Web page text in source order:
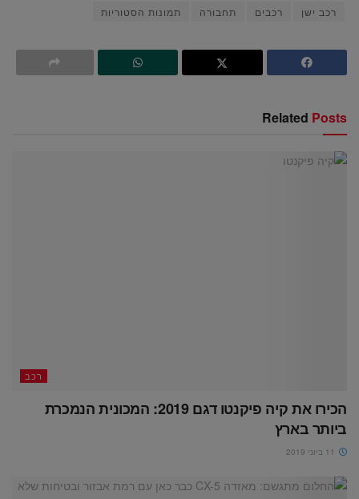
רכב ישן רכבים תחבורה תמונות הסטוריות
Related Posts
רכב
הכירו את קיה פיקנטו דגם 2019: המכונית הנמכרת
ביותר בארץ